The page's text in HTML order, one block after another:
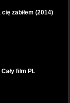
zabiłem (2014)
film PL